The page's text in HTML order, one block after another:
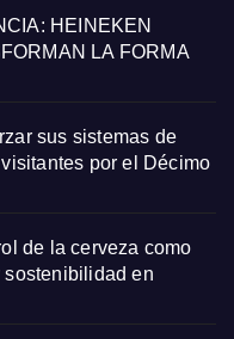
HEINEKEN
LA FORMA
sus sistemas de
por el Décimo
de la cerveza como
sostenibilidad en